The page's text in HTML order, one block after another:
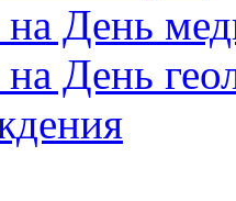
День
День